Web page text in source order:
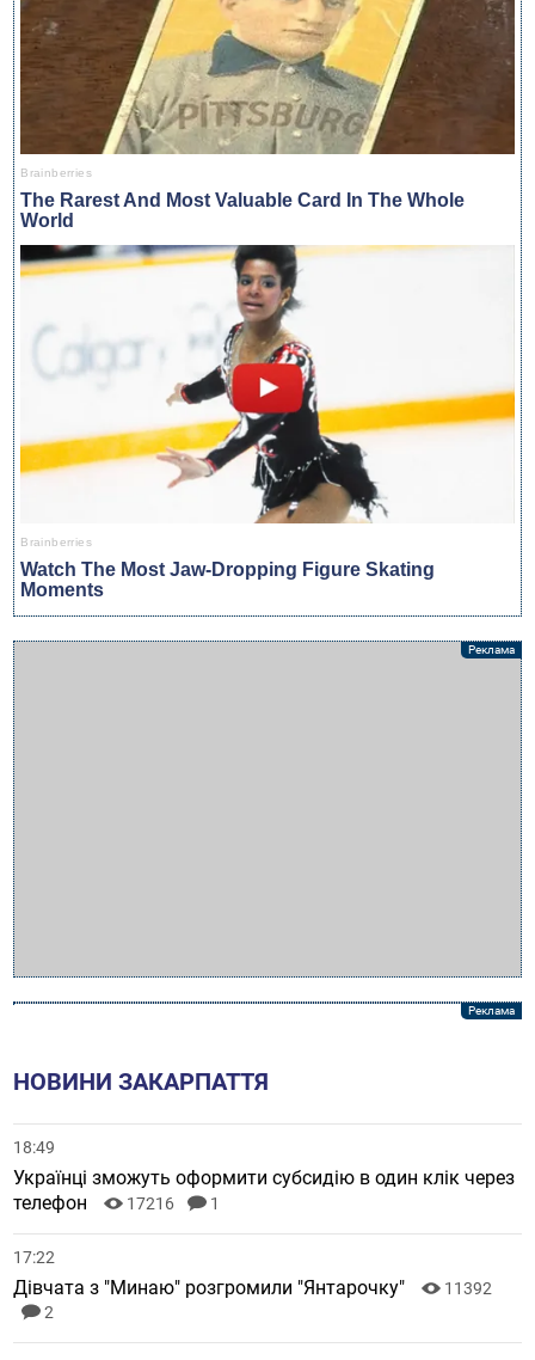
НОВИНИ ЗАКАРПАТТЯ
18:49
Українці зможуть оформити субсидію в один клік через
телефон
17216 1
17:22
Дівчата з "Минаю" розгромили "Янтарочку"
11392
2